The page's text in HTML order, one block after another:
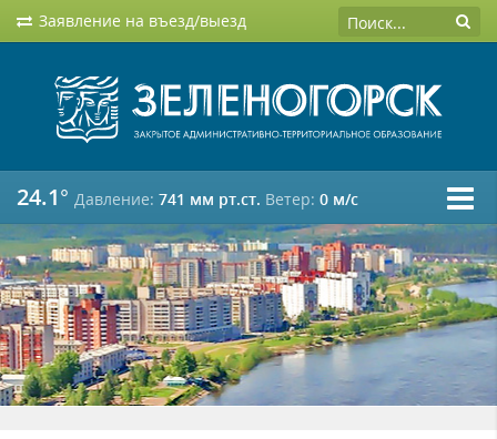
Заявление на въезд/выезд
24.1° Давление: 741 мм рт.ст. Ветер: 0 м/c